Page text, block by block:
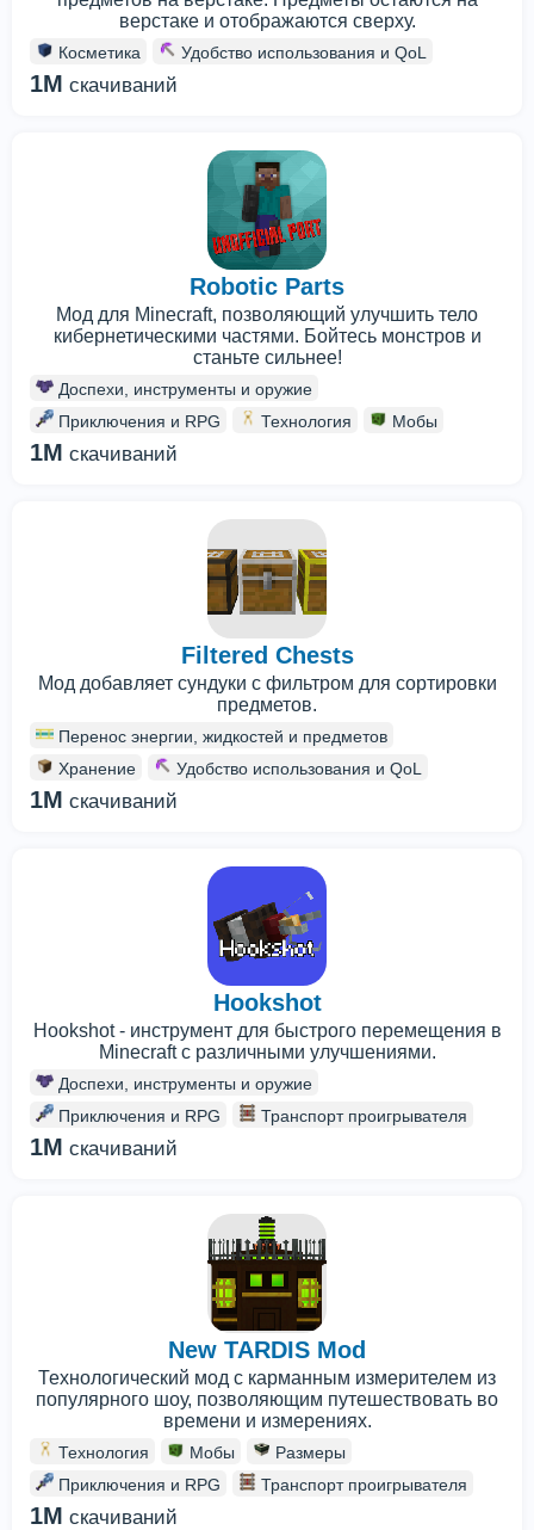
верстаке и отображаются сверху.
Косметика Удобство использования и QoL
1M скачиваний
Robotic Parts
Мод для Minecraft, позволяющий улучшить тело
кибернетическими частями. Бойтесь монстров и
станьте сильнее!
Доспехи, инструменты и оружие
Приключения и RPG
Технология Мобы
1M скачиваний
Filtered Chests
Мод добавляет сундуки с фильтром для сортировки
предметов.
Перенос энергии, жидкостей и предметов
Хранение
Удобство использования и QoL
1M скачиваний
Hookshot
Hookshot - инструмент для быстрого перемещения в
Minecraft с различными улучшениями.
Доспехи, инструменты и оружие
Приключения и RPG
Транспорт проигрывателя
1M скачиваний
New TARDIS Mod
Технологический мод с карманным измерителем из
популярного шоу, позволяющим путешествовать во
времени и измерениях.
Технология Мобы
Размеры
Приключения и RPG
Транспорт проигрывателя
1M скачиваний